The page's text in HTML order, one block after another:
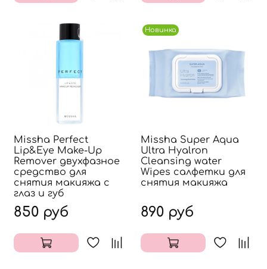
Missha Perfect
Lip&Eye Make-Up
Remover двухфазное
средство для
снятия макияжа с
глаз и губ
850 руб
Новинка
Missha Super Aqua
Ultra Hyalron
Cleansing water
Wipes салфетки для
снятия макияжа
890 руб